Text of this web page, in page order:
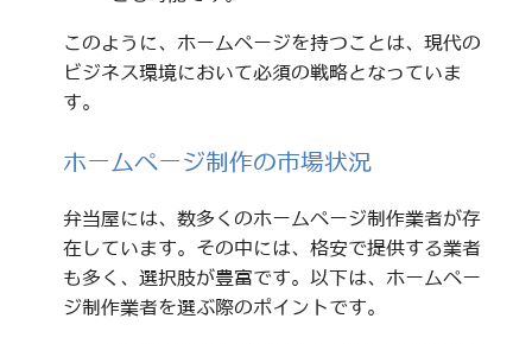
このように、ホームページを持つことは、現代の
ビジネス環境において必須の戦略となっていま
す。
ホームページ制作の市場状況
弁当屋には、数多くのホームページ制作業者が存
在しています。その中には、格安で提供する業者
も多く、選択肢が豊富です。以下は、ホームペー
ジ制作業者を選ぶ際のポイントです。